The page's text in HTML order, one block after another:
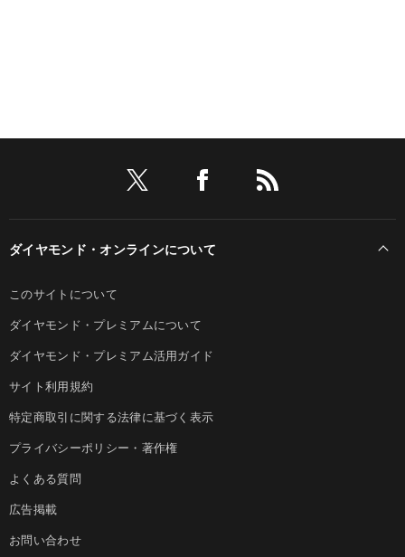
ダイヤモンド・オンラインについて
このサイトについて
ダイヤモンド・プレミアムについて
ダイヤモンド・プレミアム活用ガイド
サイト利用規約
特定商取引に関する法律に基づく表示
プライバシーポリシー・著作権
よくある質問
広告掲載
お問い合わせ